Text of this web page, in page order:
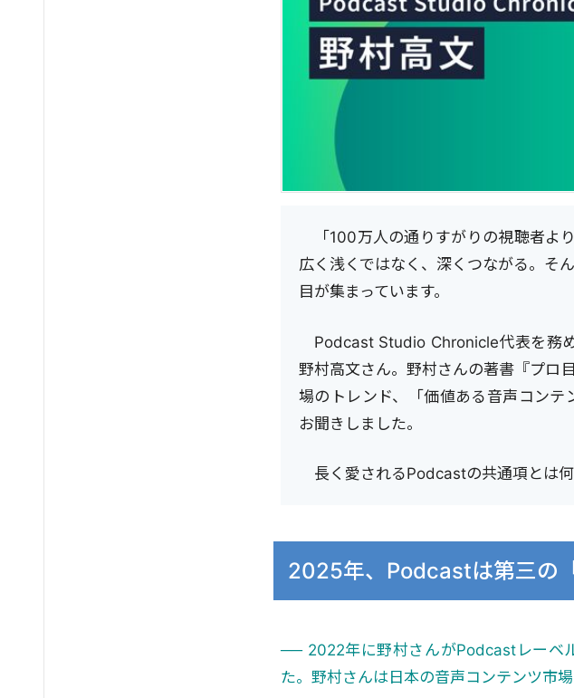
「100万人の通りすがりの視聴者よ
広く浅くではなく、深くつながる。そ
目が集まっています。
Podcast Studio Chronicle代表を務
野村高文さん。野村さんの著書『プロ
場のトレンド、「価値ある音声コン
お聞きしました。
長く愛されるPodcastの共通項とは
2025年、Podcastは第三の
── 2022年に野村さんがPodcastレーベ
た。野村さんは日本の音声コンテンツ市